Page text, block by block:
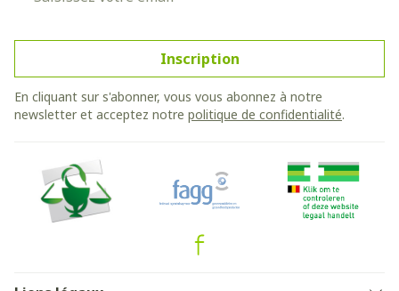
Inscription
En cliquant sur s'abonner, vous vous abonnez à notre
newsletter et acceptez notre politique de confidentialité.